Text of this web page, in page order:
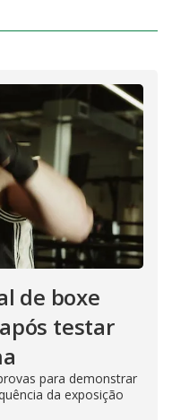
de boxe
testar
para demonstrar
da exposição